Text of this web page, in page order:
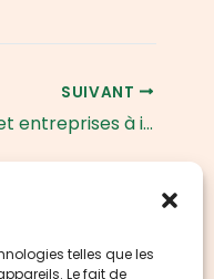
telles que les
Le fait de
SUIVANT
12 idées de contenus pour les associations et entreprises à impact